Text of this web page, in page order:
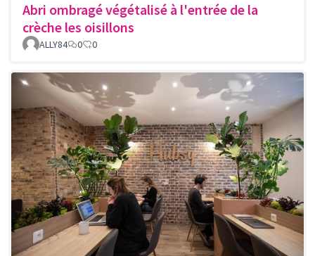
Abri ombragé végétalisé à l'entrée de la
crèche les oisillons
ALLY84 0 0